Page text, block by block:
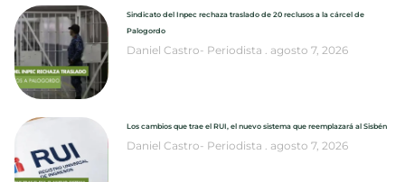
Sindicato del Inpec rechaza traslado de 20 reclusos a la cárcel de
Palogordo
Daniel Castro- Periodista agosto 7, 2026
Los cambios que trae el RUI, el nuevo sistema que reemplazará al Sisbén
Daniel Castro- Periodista agosto 7, 2026